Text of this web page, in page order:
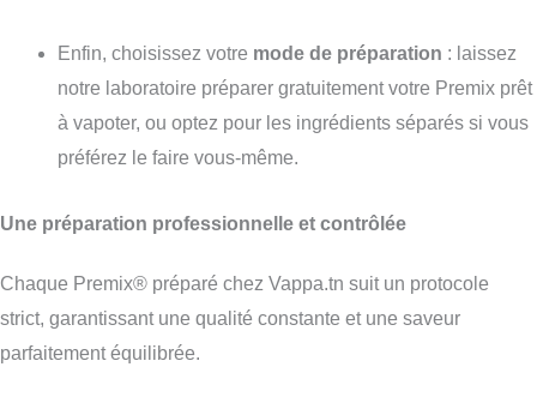
Enfin, choisissez votre mode de préparation : laissez
notre laboratoire préparer gratuitement votre Premix prêt
à vapoter, ou optez pour les ingrédients séparés si vous
préférez le faire vous-même.
Une préparation professionnelle et contrôlée
Chaque Premix® préparé chez Vappa.tn suit un protocole
strict, garantissant une qualité constante et une saveur
parfaitement équilibrée.